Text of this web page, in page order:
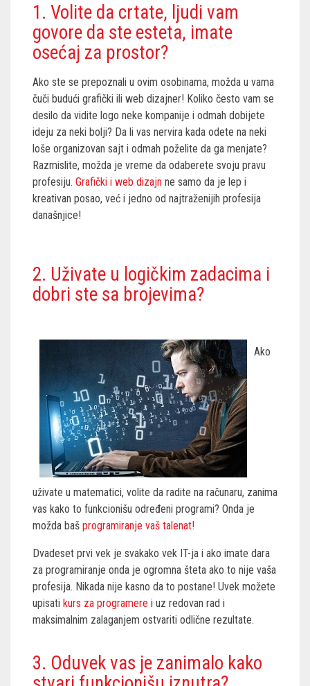
1. Volite da crtate, ljudi vam
govore da ste esteta, imate
osećaj za prostor?
Ako ste se prepoznali u ovim osobinama, možda u vama
čuči budući grafički ili web dizajner! Koliko često vam se
desilo da vidite logo neke kompanije i odmah dobijete
ideju za neki bolji? Da li vas nervira kada odete na neki
loše organizovan sajt i odmah poželite da ga menjate?
Razmislite, možda je vreme da odaberete svoju pravu
profesiju. Grafički i web dizajn ne samo da je lep i
kreativan posao, već i jedno od najtraženijih profesija
današnjice!
2. Uživate u logičkim zadacima i
dobri ste sa brojevima?
Ako
uživate u matematici, volite da radite na računaru, zanima
vas kako to funkcionišu određeni programi? Onda je
možda baš programiranje vaš talenat!
Dvadeset prvi vek je svakako vek IT-ja i ako imate dara
za programiranje onda je ogromna šteta ako to nije vaša
profesija. Nikada nije kasno da to postane! Uvek možete
upisati kurs za programere i uz redovan rad i
maksimalnim zalaganjem ostvariti odlične rezultate.
3. Oduvek vas je zanimalo kako